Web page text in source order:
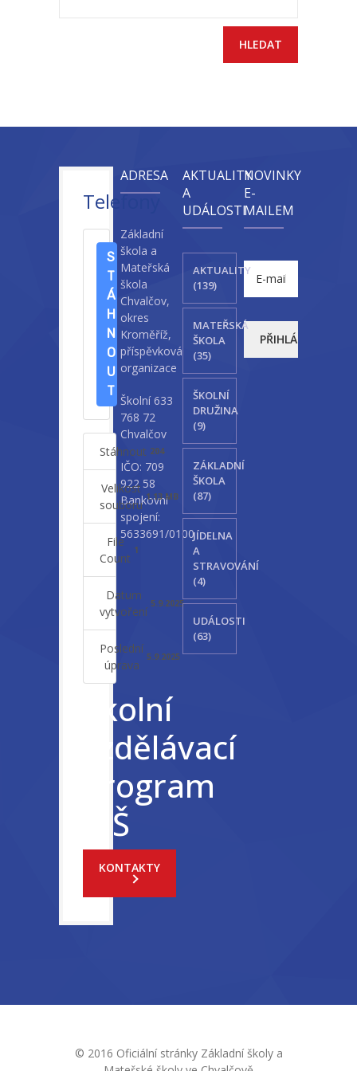
---- Multifunkční hřiště
Kontakt
Telefony
S
T
Á
H
N
O
U
T
Stáhnout 204
Velikost
souboru
1.13 MB
File
Count
1
Datum
vytvoření
5.9.2025
Poslední
úprava
5.9.2025
Školní
vzdělávací
program
MŠ
KONTAKTY
ADRESA
Základní
škola a
Mateřská
škola
Chvalčov,
okres
Kroměříž,
příspěvková
organizace
Školní 633
768 72
Chvalčov
IČO: 709
922 58
Bankovní
spojení:
5633691/0100
AKTUALITY
A
UDÁLOSTI
AKTUALITY
(139)
MATEŘSKÁ
ŠKOLA
(35)
ŠKOLNÍ
DRUŽINA
(9)
ZÁKLADNÍ
ŠKOLA
(87)
JÍDELNA
A
STRAVOVÁNÍ
(4)
UDÁLOSTI
(63)
NOVINKY
E-
MAILEM
© 2016 Oficiální stránky Základní školy a